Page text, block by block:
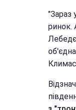
"Зараз
ринок.